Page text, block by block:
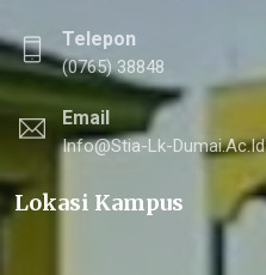
Telepon
(0765) 38848
Email
Info@stia-Lk-Dumai.ac.id
Lokasi Kampus